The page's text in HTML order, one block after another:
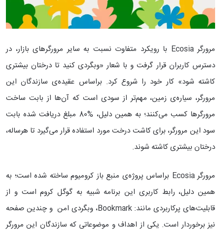
مرورگر Ecosia با رویکرد متفاوت نسبت به سایر مرورگر‌های بازار، در
دسترس کاربران قرار گرفت و با شعار «وبگردی کنید تا درختان بیشتری
کاشته شود» کار خود را شروع کرد. براساس عقیده‌ی سازندگان این
مرورگر، سیاره‌ی زمین، مهم‌تر از سودی است که آ‌ن‌ها از بابت ساخت
مرورگرها کسب می‌کنند؛ به همین دلیل، %80 مبلغ دریافت شده بابت
سود این مرورگر، برای کاشت درخت مورد استفاده قرار می‌گیرد تا هرساله،
درختان بیشتری کاشته شوند.
مرورگر Ecosia براساس پروژه‌ی منبع باز کرومیوم ساخته شده است؛ به
همین دلیل، رابط کاربری این برنامه شبیه به گوگل کروم است و از
قابلیت‌های پرکاربردی مانند: Bookmark، وبگردی امن و چندین صفحه
نیز برخوردار است. یکی از اهداف و موضوعاتی که سازندگان این مرورگر